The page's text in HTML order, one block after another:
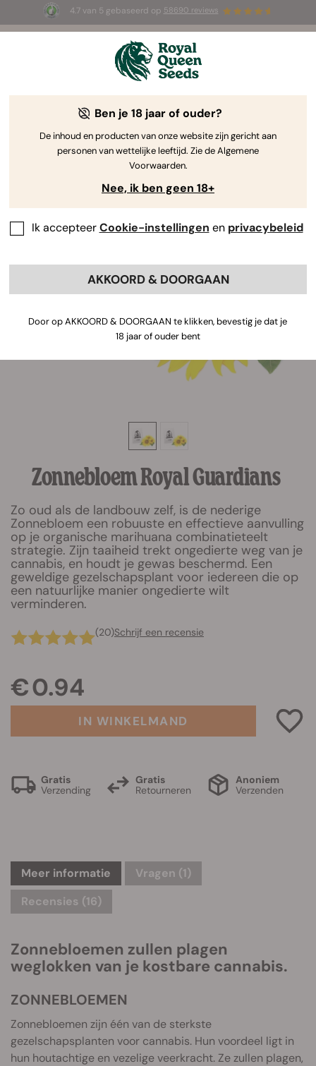
4.7 van 5 gebaseerd op 58690 reviews
3 White Widow Auto zaadjesGRATIS voor de
Zonnebloem Royal Guardians
Zo oud als de landbouw zelf, is de nederige
Zonnebloem een robuuste en effectieve aanvulling
op je organische marihuana combinatieteelt
strategie. Zijn taaiheid trekt ongedierte weg van je
cannabis, en houdt je gewas beschermd. Een
geweldige gezelschapsplant voor iedereen die op
een natuurlijke manier ongedierte wilt
verminderen.
(20)Schrijf een recensie
€ 0.94
IN WINKELMAND
Gratis
Verzending
Gratis
Retourneren
Anoniem
Verzenden
Meer informatie Vragen (1)
Recensies (16)
Zonnebloemen zullen plagen
weglokken van je kostbare cannabis.
ZONNEBLOEMEN
Zonnebloemen zijn één van de sterkste
gezelschapsplanten voor cannabis. Hun voordeel ligt in
hun houtachtige en vezelige veerkracht. Ze zullen plagen,
Ben je 18 jaar of ouder?
De inhoud en producten van onze website zijn gericht aan
personen van wettelijke leeftijd. Zie de Algemene
Voorwaarden.
Nee, ik ben geen 18+
Ik accepteerCookie-instellingen en privacybeleid
AKKOORD & DOORGAAN
Door op AKKOORD & DOORGAAN te klikken, bevestig je dat je
18 jaar of ouder bent